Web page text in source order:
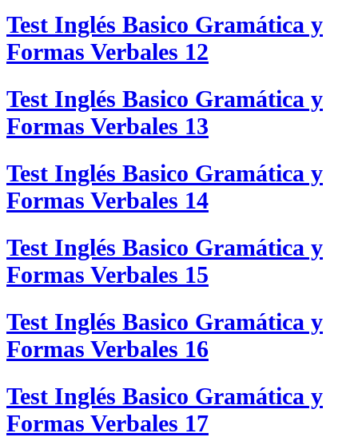
Test Inglés Basico Gramática y
Formas Verbales 12
Test Inglés Basico Gramática y
Formas Verbales 13
Test Inglés Basico Gramática y
Formas Verbales 14
Test Inglés Basico Gramática y
Formas Verbales 15
Test Inglés Basico Gramática y
Formas Verbales 16
Test Inglés Basico Gramática y
Formas Verbales 17